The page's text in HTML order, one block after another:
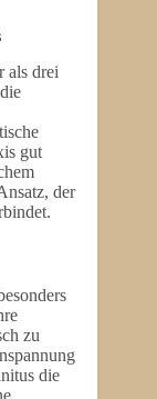
als drei
gut
der
zu
die